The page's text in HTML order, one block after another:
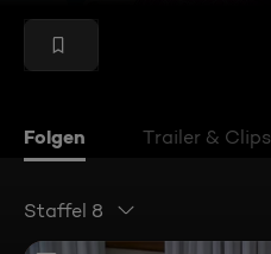
Folgen Trailer & Clips
Staffel 8